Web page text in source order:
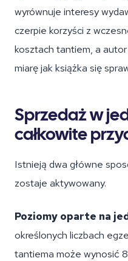
wyrównuje interesy
czerpie korzyści z
kosztach tantiem, a
miarę jak książka się
Sprzedaż w
całkowite
Istnieją dwa główne
zostaje aktywowany.
Poziomy oparte na
określonych liczbach
tantiema może wynosić